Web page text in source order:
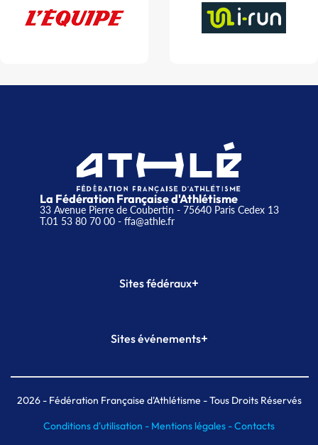
La Fédération Française d'Athlétisme
33 Avenue Pierre de Coubertin - 75640 Paris Cedex 13
T.01 53 80 70 00- ffa@athle.fr
Sites fédéraux+
Plateforme Formation
Sites événements+
Meeting de Paris indoor
MAIF Ekiden de Paris
2026- Fédération Française d'Athlétisme - Tous Droits Réservés
Conditions d'utilisation - Mentions légales -Contacts